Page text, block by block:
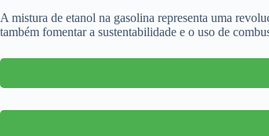
A mistura de etanol na gasolina representa uma
também fomentar a sustentabilidade e o uso de